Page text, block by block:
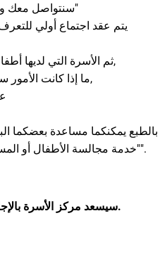
سنتواصل معك ونقترح عليك "النظير المناسب"
يتم عقد اجتماع أولي
ثم الأسرة التي لديها أطفال و"الأجداد" يقررون بأنفسهم,
ما إذا كانت الأمور ستستمر وكيف ستستمر الأمور,
بالطبع يمكنكما مساعدة بعضكما
"خدمة مجالسة الأطفال أو المساعدة المنزلية المجانية والدائمة".
سيسعد مركز الأسرة بالإجابة على أي أسئلة قد تكون لديك.